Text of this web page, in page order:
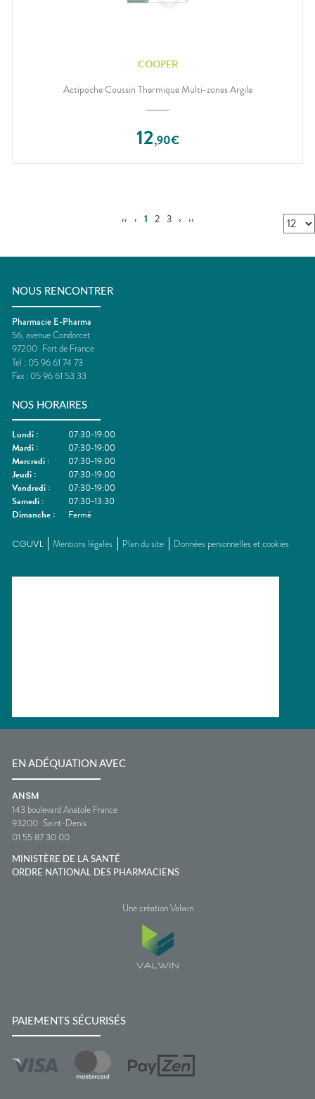
COOPER
Actipoche Coussin Thermique Multi-zones Argile
12,90€
‹‹ ‹ 1 2 3 › ››
NOUS RENCONTRER
Pharmacie E-Pharma
56, avenue Condorcet
97200 Fort de France
Tel : 05 96 61 74 73
Fax : 05 96 61 53 33
NOS HORAIRES
Lundi :
07:30-19:00
Mardi :
07:30-19:00
Mercredi :
07:30-19:00
Jeudi :
07:30-19:00
Vendredi :
07:30-19:00
Samedi :
07:30-13:30
Dimanche : Fermé
CGUVL Mentions légales Plan du site Données personnelles et cookies
EN ADÉQUATION AVEC
ANSM
143 boulevard Anatole France
93200 Saint-Denis
01 55 87 30 00
MINISTÈRE DE LA SANTÉ
ORDRE NATIONAL DES PHARMACIENS
Une création Valwin
PAIEMENTS SÉCURISÉS